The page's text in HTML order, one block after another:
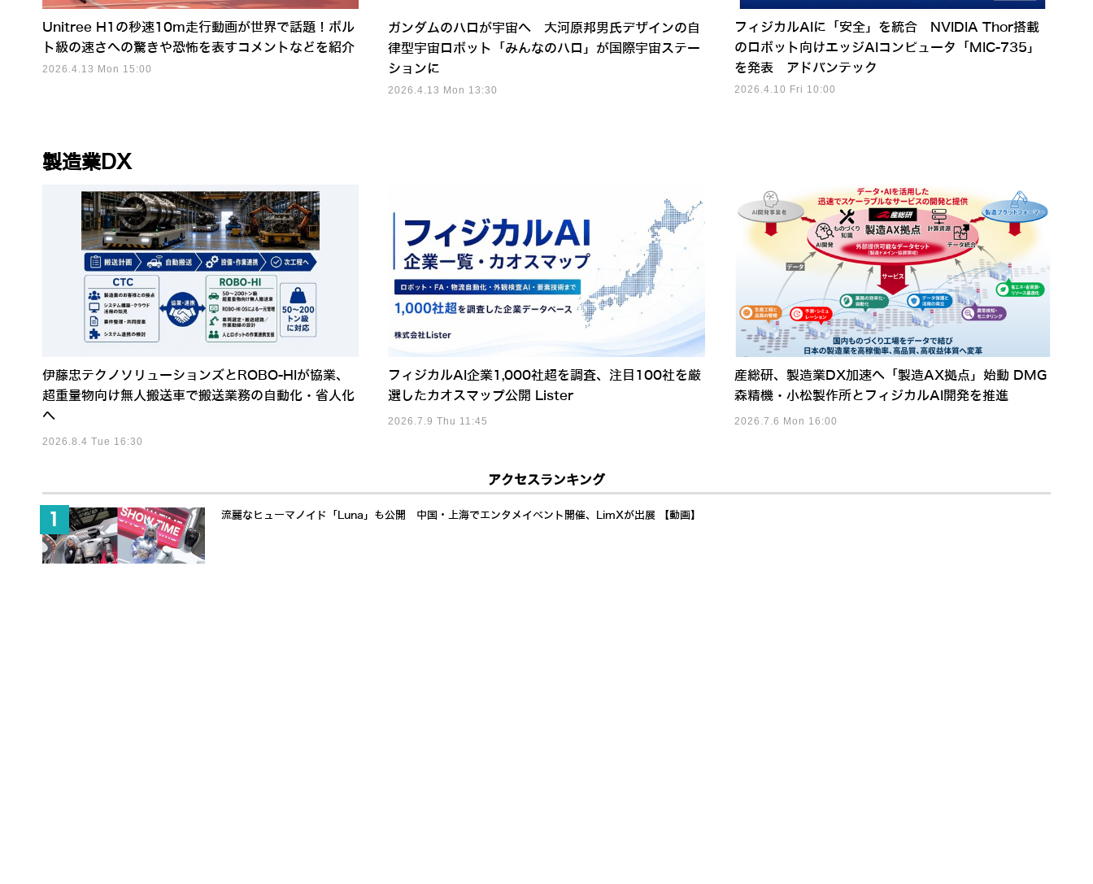
Unitree H1の秒速10m走行動画が世界で話題！ボル
ト級の速さへの驚きや恐怖を表すコメントなどを紹介
2026.4.13 Mon 15:00
ガンダムのハロが宇宙へ 大河原邦男氏デザインの自
律型宇宙ロボット「みんなのハロ」が国際宇宙ステー
ションに
2026.4.13 Mon 13:30
フィジカルAIに「安全」を統合 NVIDIA Thor搭載
のロボット向けエッジAIコンピュータ「MIC-735」
を発表 アドバンテック
2026.4.10 Fri 10:00
製造業DX
伊藤忠テクノソリューションズとROBO-HIが協業、
超重量物向け無人搬送車で搬送業務の自動化・省人化
へ
2026.8.4 Tue 16:30
フィジカルAI企業1,000社超を調査、注目100社を厳
選したカオスマップ公開 Lister
2026.7.9 Thu 11:45
産総研、製造業DX加速へ「製造AX拠点」始動 DMG
森精機・小松製作所とフィジカルAI開発を推進
2026.7.6 Mon 16:00
アクセスランキング
流麗なヒューマノイド「Luna」も公開 中国・上海でエンタメイベント開催、LimXが出展 【動画】